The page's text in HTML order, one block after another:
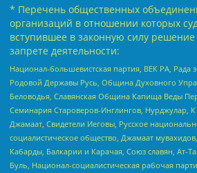
* Перечень общественных
организаций в отношении которых
вступившее в законную силу
запрете деятельности:
Национал-большевистская партия, ВЕК РА, Рада
Родовой Державы Русь, Община Духовного
Беловодья, Славянская Община Капища Веды
Семинария Староверов-Инглингов, Нурджулар,
Джамаат, Свидетели Иеговы, Русское
социалистическое общество, Джамаат
Кабарды, Балкарии и Карачая, Союз славян, Ат-
Буль, Национал-социалистическая рабочая